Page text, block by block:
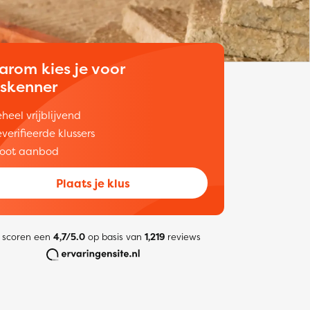
kies je voor
vrijblijvend
klussers
aanbod
Plaats je klus
een 4,7/5.0op basis van 1,219reviews